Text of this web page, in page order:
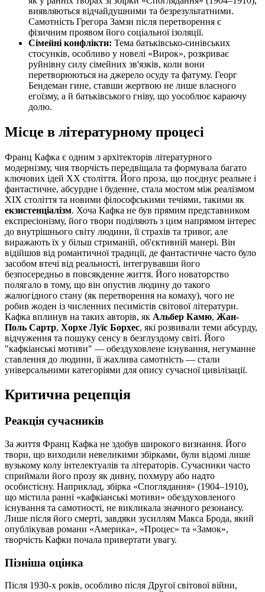
виявляються відчайдушними та безрезультатними.
Самотність Грегора Замзи після перетворення є
фізичним проявом його соціальної ізоляції.
Сімейні конфлікти: Тема батьківсько-синівських
стосунків, особливо у новелі «Вирок», розкриває
руйнівну силу сімейних зв'язків, коли вони
перетворюються на джерело осуду та фатуму. Георг
Бендеман гине, ставши жертвою не лише власного
егоїзму, а й батьківського гніву, що уособлює караючу
долю.
Місце в літературному процесі
Франц Кафка є одним з архітекторів літературного
модернізму, чия творчість передвіщала та формувала багато
ключових ідей XX століття. Його проза, що поєднує реальне і
фантастичне, абсурдне і буденне, стала мостом між реалізмом
XIX століття та новими філософськими течіями, такими як
екзистенціалізм. Хоча Кафка не був прямим представником
експресіонізму, його твори поділяють з цим напрямом інтерес
до внутрішнього світу людини, її страхів та тривог, але
виражають їх у більш стриманій, об'єктивній манері. Він
відійшов від романтичної традиції, де фантастичне часто було
засобом втечі від реальності, інтегрувавши його
безпосередньо в повсякденне життя. Його новаторство
полягало в тому, що він опустив людину до такого
жалюгідного стану (як перетворення на комаху), чого не
робив жоден із численних песимістів світової літератури.
Кафка вплинув на таких авторів, як Альбер Камю, Жан-
Поль Сартр, Хорхе Луїс Борхес, які розвивали теми абсурду,
відчуження та пошуку сенсу в безглуздому світі. Його
"кафкіанські мотиви" — обездуховлене існування, негуманне
ставлення до людини, її жахлива самотність — стали
універсальними категоріями для опису сучасної цивілізації.
Критична рецепція
Реакція сучасників
За життя Франц Кафка не здобув широкого визнання. Його
твори, що виходили невеликими збірками, були відомі лише
вузькому колу інтелектуалів та літераторів. Сучасники часто
сприймали його прозу як дивну, похмуру або надто
особистісну. Наприклад, збірка «Споглядання» (1904–1910),
що містила ранні «кафкіанські мотиви» обездуховленого
існування та самотності, не викликала значного резонансу.
Лише після його смерті, завдяки зусиллям Макса Брода, який
опублікував романи «Америка», «Процес» та «Замок»,
творчість Кафки почала привертати увагу.
Пізніша оцінка
Після 1930-х років, особливо після Другої світової війни,